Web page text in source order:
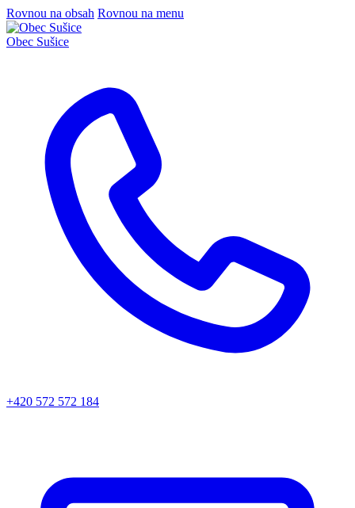
Rovnou na obsah Rovnou na menu
Obec Sušice
+420 572 572 184